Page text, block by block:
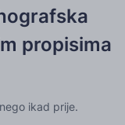
propisima
ikad prije.